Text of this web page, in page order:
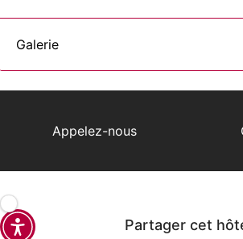
Galerie
Appelez-nous
Partager cet